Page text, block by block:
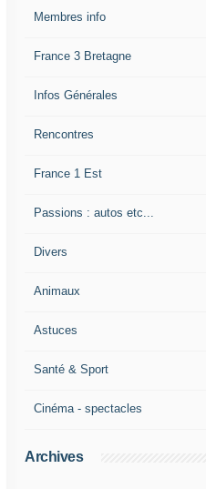
Membres info
France 3 Bretagne
Infos Générales
Rencontres
France 1 Est
Passions : autos etc...
Divers
Animaux
Astuces
Santé & Sport
Cinéma - spectacles
Archives